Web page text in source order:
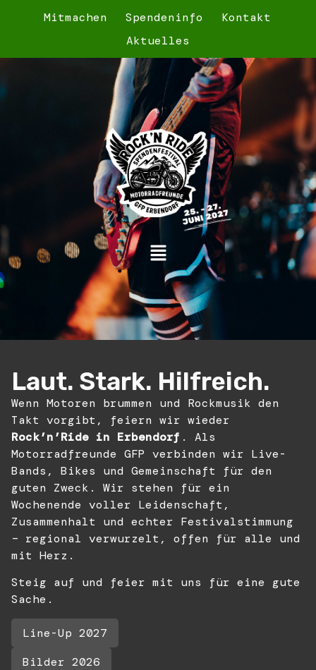
Mitmachen Spendeninfo
Kontakt
Aktuelles
Laut. Stark. Hilfreich.
Wenn Motoren brummen und Rockmusik den
Takt vorgibt, feiern wir wieder
Rock’n’Ride in Erbendorf . Als
Motorradfreunde GFP verbinden wir Live-
Bands, Bikes und Gemeinschaft für den
guten Zweck. Wir stehen für ein
Wochenende voller Leidenschaft,
Zusammenhalt und echter Festivalstimmung
– regional verwurzelt, offen für alle und
mit Herz.
Steig auf und feier mit uns für eine gute
Sache.
Line-Up 2027
Bilder 2026